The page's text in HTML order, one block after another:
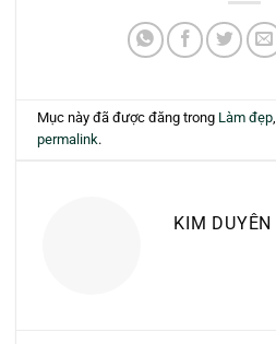
Mục này đã được đăng trong Làm đẹp
permalink.
KIM DUYÊN